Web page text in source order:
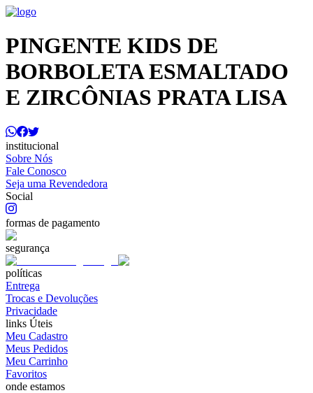
PINGENTE KIDS DE
BORBOLETA ESMALTADO
E ZIRCÔNIAS PRATA LISA
institucional
Sobre Nós
Fale Conosco
Seja uma Revendedora
Social
formas de pagamento
segurança
políticas
Entrega
Trocas e Devoluções
Privacidade
links Úteis
Meu Cadastro
Meus Pedidos
Meu Carrinho
Favoritos
onde estamos